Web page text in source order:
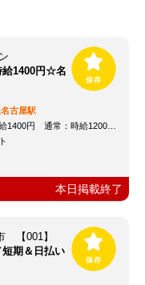
給1400円☆名
古屋駅
通常：時給1200円～＋交通費全額支給
本日掲載終了
【001】
短期＆日払い